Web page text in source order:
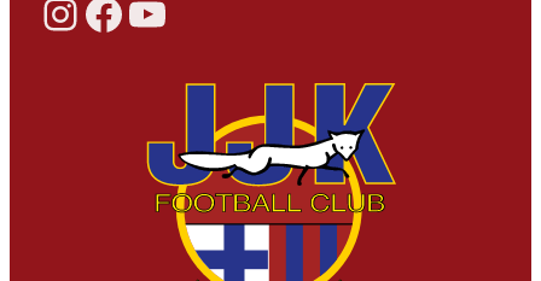
Instagram Facebook YouTube